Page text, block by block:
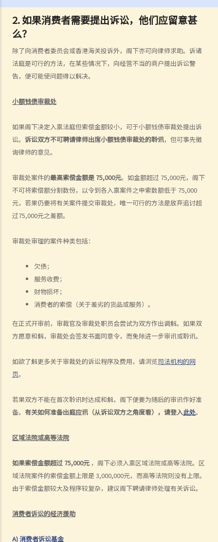
2. 如果消费者需要提出诉讼，他们应留意甚
么？
除了向消费者委员会或香港海关投诉外，阁下亦可向律师求助。诉诸
法庭是可行的方法，在某些情况下，向经营不当的商户提出诉讼警
告，便可能使问题得以解决。
小额钱债审裁处
如果阁下决定入禀法庭但索偿金额较小，可于小额钱债审裁处提出诉
讼。 诉讼双方不可聘请律师出席小额钱债审裁处的聆讯，但可事先徵
询律师的意见。
审裁处案件的最高索偿金额是 75,000元。如金额超过 75,000元，阁下
不可将索偿额分割数份，以令到各入禀案件之申索数额低于 75,000
元，若果仍要将有关案件提交审裁处，唯一可行的方法是放弃追讨超
过75,000元之差额。
审裁处审理的案件种类包括：
欠债；
服务收费；
财物损坏；
消费者的索偿（关于差劣的货品或服务）。
在正式开审前，审裁官及审裁处职员会尝试为双方作出调解。如果双
方愿意和解，审裁处会签发书面同意令，而免除进一步审讯或聆讯。
如欲了解更多关于审裁处的诉讼程序及费用，请浏览司法机构的网
页。
若果双方不能在首次聆讯时达成和解，阁下便要为随后的审讯作好准
备。 有关如何准备出庭应讯（从诉讼双方之角度看），请登入此处。
区域法院或高等法院
如果索偿金额超过 75,000元 ，阁下必须入禀区域法院或高等法院。区
域法院案件的索偿金额上限是 3,000,000元，而高等法院则没有上限。
由于索偿金额较大及程序较复杂，建议阁下聘请律师处理有关诉讼。
消费者诉讼的经济援助
A) 消费者诉讼基金
为「消费者」？
2. 法例对服务提供的质素有何规定？《服务提供（隐含条款）条例》如
何界定我为「消费者」？
3. 有些奸商会以错误资料误导消费者。我如何获得保障以免受虚假说明
所误导？
4. 消费品不一定是安全可靠的。我如何获得保障以避免买入破损或有危
5. 为了避免承担某些责任或剥削消费者，某些零售商或服务供应商会在
6. 我订购了货品，但于送货时发现货物品质差劣或货不对办。我可以拒
收货品及要求退款吗？
7. 如果我需要提供个人资料（例如住址及身分证号码）给卖方或服务提
消费者投诉渠道
1. 除了将事件交予法庭审理，消费者还有甚么渠道可寻求协助或投诉？
2. 如果消费者需要提出诉讼，他们应留意甚么？
1. 他拿衣服去乾洗，但乾洗店弄坏他的衣服。他可否向店铺索偿？
会怎样？
3. 他拿电脑去店铺修理。当取回电脑时，他没有想到收费竟会这么高，
如果他一早知道修理费这么昂贵，他不会光顾此店。在这情况下，他可
否拒绝付款？
4. 他购买汽车时付了按金，但片刻之后便另有想法。他可否取消交易及
要求退还按金？
6. 他在信箱收到一些他没有订购的货品。他是否需要付钱？
7. C女士最近从一所美容院买了些预缴代用券，但该美容院突然停业。